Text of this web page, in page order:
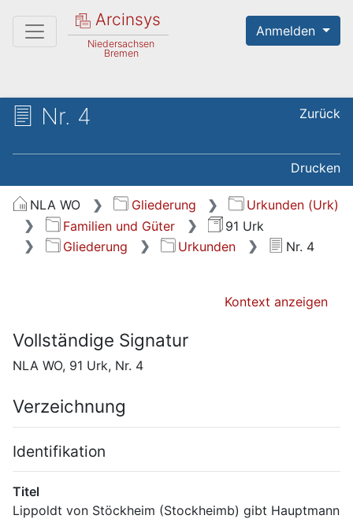
Arcinsys
Niedersachsen
Bremen
Anmelden
Nr. 4 Zurück
Drucken
NLA WO Gliederung
Urkunden (Urk)
Familien und Güter
91 Urk
Gliederung
Urkunden Nr. 4
Kontext anzeigen
Vollständige Signatur
NLA WO, 91 Urk, Nr. 4
Verzeichnung
Identifikation
Titel
Lippoldt von Stöckheim (Stockheimb) gibt Hauptmann